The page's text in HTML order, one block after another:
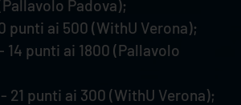
Padova);
punti ai 500 (WithU Verona);
14 punti ai 1800 (Pallavolo
21 punti ai 300 (WithU Verona);